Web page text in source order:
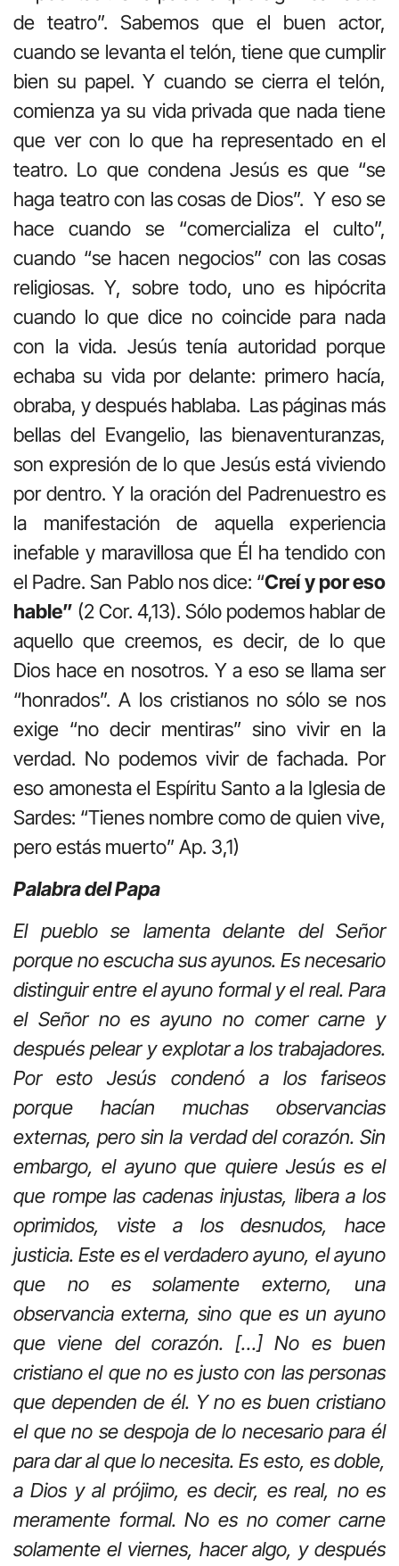
de teatro”. Sabemos que el buen actor,
cuando se levanta el telón, tiene que cumplir
bien su papel. Y cuando se cierra el telón,
comienza ya su vida privada que nada tiene
que ver con lo que ha representado en el
teatro. Lo que condena Jesús es que “se
haga teatro con las cosas de Dios”. Y eso se
hace cuando se “comercializa el culto”,
cuando “se hacen negocios” con las cosas
religiosas. Y, sobre todo, uno es hipócrita
cuando lo que dice no coincide para nada
con la vida. Jesús tenía autoridad porque
echaba su vida por delante: primero hacía,
obraba, y después hablaba. Las páginas más
bellas del Evangelio, las bienaventuranzas,
son expresión de lo que Jesús está viviendo
por dentro. Y la oración del Padrenuestro es
la manifestación de aquella experiencia
inefable y maravillosa que Él ha tendido con
el Padre. San Pablo nos dice: “Creí y por eso
hable” (2 Cor. 4,13). Sólo podemos hablar de
aquello que creemos, es decir, de lo que
Dios hace en nosotros. Y a eso se llama ser
“honrados”. A los cristianos no sólo se nos
exige “no decir mentiras” sino vivir en la
verdad. No podemos vivir de fachada. Por
eso amonesta el Espíritu Santo a la Iglesia de
Sardes: “Tienes nombre como de quien vive,
pero estás muerto” Ap. 3,1)
Palabra del Papa
El pueblo se lamenta delante del Señor
porque no escucha sus ayunos. Es necesario
distinguir entre el ayuno formal y el real. Para
el Señor no es ayuno no comer carne y
después pelear y explotar a los trabajadores.
Por esto Jesús condenó a los fariseos
porque hacían muchas observancias
externas, pero sin la verdad del corazón. Sin
embargo, el ayuno que quiere Jesús es el
que rompe las cadenas injustas, libera a los
oprimidos, viste a los desnudos, hace
justicia. Este es el verdadero ayuno, el ayuno
que no es solamente externo, una
observancia externa, sino que es un ayuno
que viene del corazón. […] No es buen
cristiano el que no es justo con las personas
que dependen de él. Y no es buen cristiano
el que no se despoja de lo necesario para él
para dar al que lo necesita. Es esto, es doble,
a Dios y al prójimo, es decir, es real, no es
meramente formal. No es no comer carne
solamente el viernes, hacer algo, y después